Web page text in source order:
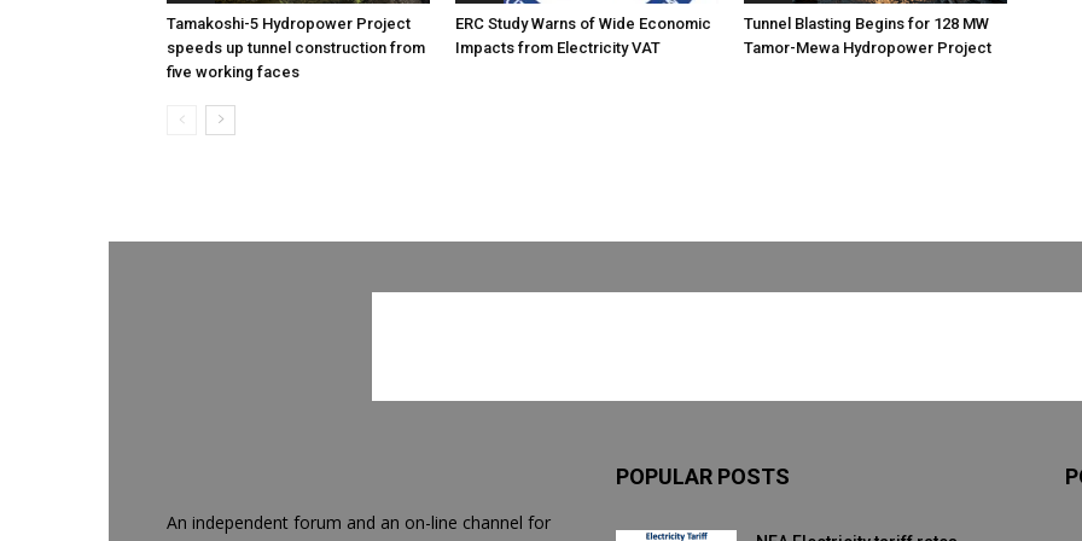
Tamakoshi-5 Hydropower Project
speeds up tunnel construction from
five working faces
ERC Study Warns of Wide Economic
Impacts from Electricity VAT
Tunnel Blasting Begins for 128 MW
Tamor-Mewa Hydropower Project
An independent forum and an on-line channel for
POPULAR POSTS